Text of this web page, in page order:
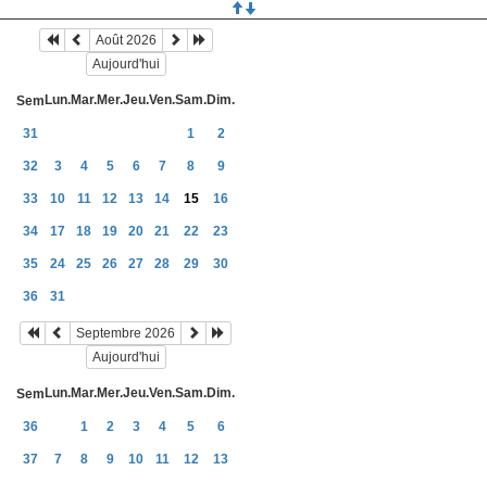
Août 2026
Aujourd'hui
Sem Lun.Mar.Mer.Jeu.Ven.Sam.Dim.
31 1 2
32 3 4 5 6 7 8 9
33 10 11 12 13 14 15 16
34 17 18 19 20 21 22 23
35 24 25 26 27 28 29 30
36 31
Septembre 2026
Aujourd'hui
Sem Lun.Mar.Mer.Jeu.Ven.Sam.Dim.
36 1 2 3 4 5 6
37 7 8 9 10 11 12 13